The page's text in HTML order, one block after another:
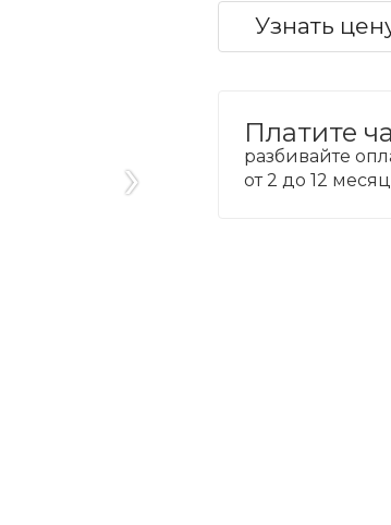
›
Узнать
Платите
разбивайте
от 2 до 12